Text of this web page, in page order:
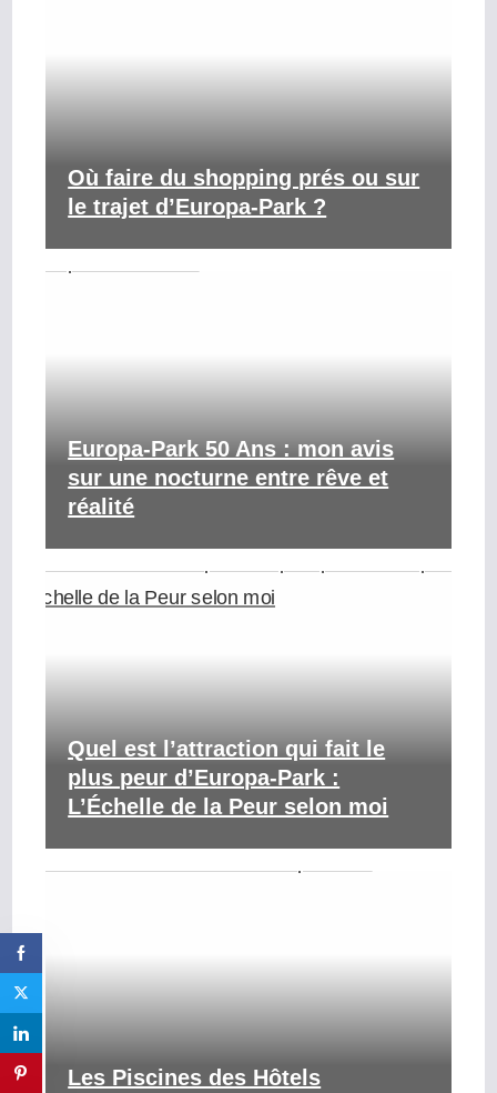
Où faire du shopping prés ou sur
le trajet d’Europa-Park ?
Europa-Park 50 Ans : mon avis
sur une nocturne entre rêve et
réalité
Quel est l’attraction qui fait le
plus peur d’Europa-Park :
L’Échelle de la Peur selon moi
Les Piscines des Hôtels